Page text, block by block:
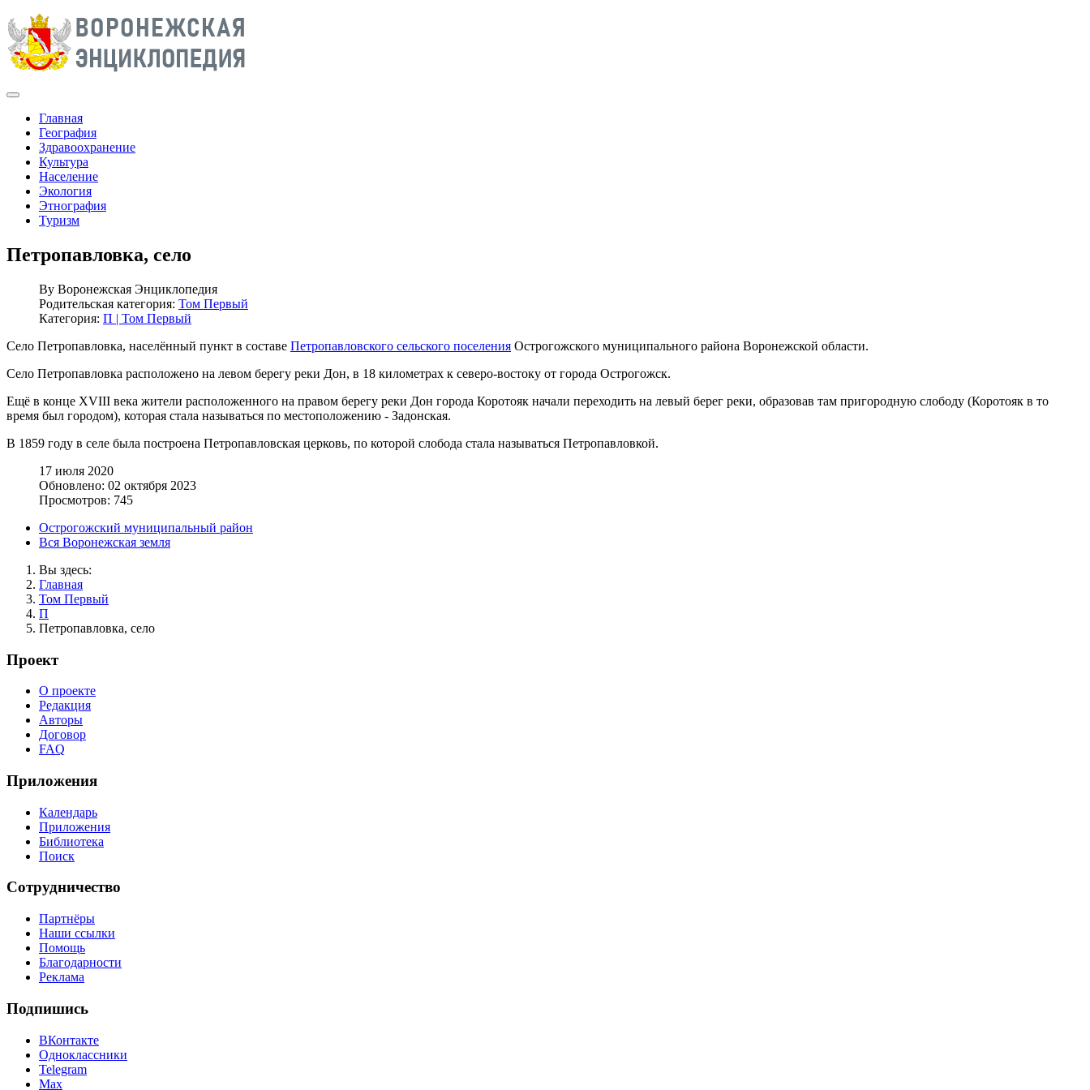
Главная
География
Здравоохранение
Культура
Население
Экология
Этнография
Туризм
Петропавловка, село
By Воронежская Энциклопедия
Родительская категория: Том Первый
Категория: П | Том Первый
Село Петропавловка, населённый пункт в составе Петропавловского сельского поселения Острогожского муниципального района Воронежской области.
Село Петропавловка расположено на левом берегу реки Дон, в 18 километрах к северо-востоку от города Острогожск.
Ещё в конце XVIII века жители расположенного на правом берегу реки Дон города Коротояк начали переходить на левый берег реки, образовав там пригородную слободу (Коротояк в то
время был городом), которая стала называться по местоположению - Задонская.
В 1859 году в селе была построена Петропавловская церковь, по которой слобода стала называться Петропавловкой.
17 июля 2020
Обновлено: 02 октября 2023
Просмотров: 745
Острогожский муниципальный район
Вся Воронежская земля
Вы здесь:
Главная
Том Первый
П
Петропавловка, село
Проект
О проекте
Редакция
Авторы
Договор
FAQ
Приложения
Календарь
Приложения
Библиотека
Поиск
Сотрудничество
Партнёры
Наши ссылки
Помощь
Благодарности
Реклама
Подпишись
ВКонтакте
Одноклассники
Telegram
Max